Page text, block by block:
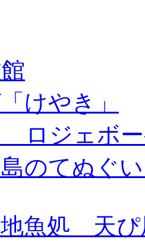
けやき」
ロジェボ
のてぬぐ
地魚処 天ぴ